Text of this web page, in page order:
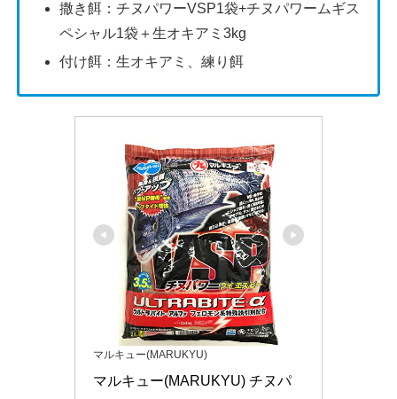
撒き餌：チヌパワーVSP1袋+チヌパワームギス
ペシャル1袋＋生オキアミ3kg
付け餌：生オキアミ、練り餌
マルキュー(MARUKYU)
マルキュー(MARUKYU) チヌパ